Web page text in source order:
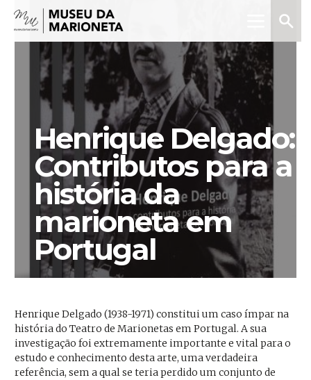
Museu
da
Marioneta
Henrique Delgado:
Contributos para a
história da
marioneta em
Portugal
Henrique Delgado (1938-1971) constitui um caso ímpar na
história do Teatro de Marionetas em Portugal. A sua
investigação foi extremamente importante e vital para o
estudo e conhecimento desta arte, uma verdadeira
referência, sem a qual se teria perdido um conjunto de